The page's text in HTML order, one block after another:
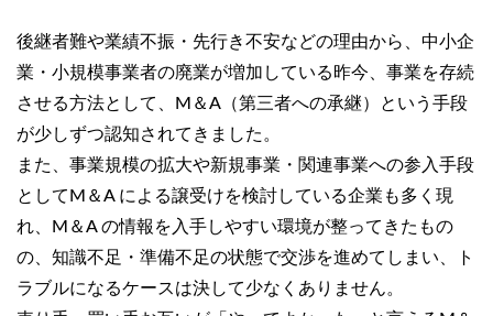
後継者難や業績不振・先行き不安などの理由から、中小企
業・小規模事業者の廃業が増加している昨今、事業を存続
させる方法として、M＆A（第三者への承継）という手段
が少しずつ認知されてきました。
また、事業規模の拡大や新規事業・関連事業への参入手段
としてM＆A による譲受けを検討している企業も多く現
れ、M＆A の情報を入手しやすい環境が整ってきたもの
の、知識不足・準備不足の状態で交渉を進めてしまい、ト
ラブルになるケースは決して少なくありません。